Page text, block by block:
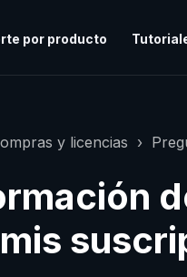
por producto
y licencias